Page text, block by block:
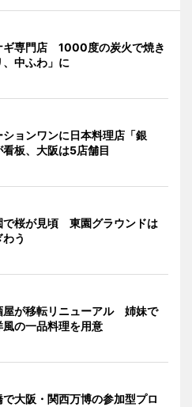
ギ専門店 1000度の炭火で焼き
、中ふわ」に
ョンワンに日本料理店「銀
板、大阪は5店舗目
で桜が見頃 東園グラウンドは
う
屋が移転リニューアル 姉妹で
の一品料理を用意
大阪・関西万博の参加型プロ